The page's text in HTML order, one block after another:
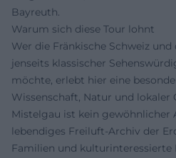
Bayreuth.
Warum sich diese Tour lohnt
Wer die Fränkische Schweiz
jenseits klassischer
möchte, erlebt hier eine
Wissenschaft, Natur und lokaler
Mistelgau ist kein gewöhnlicher
lebendiges Freiluft-Archiv der
Familien und kulturinteressierte